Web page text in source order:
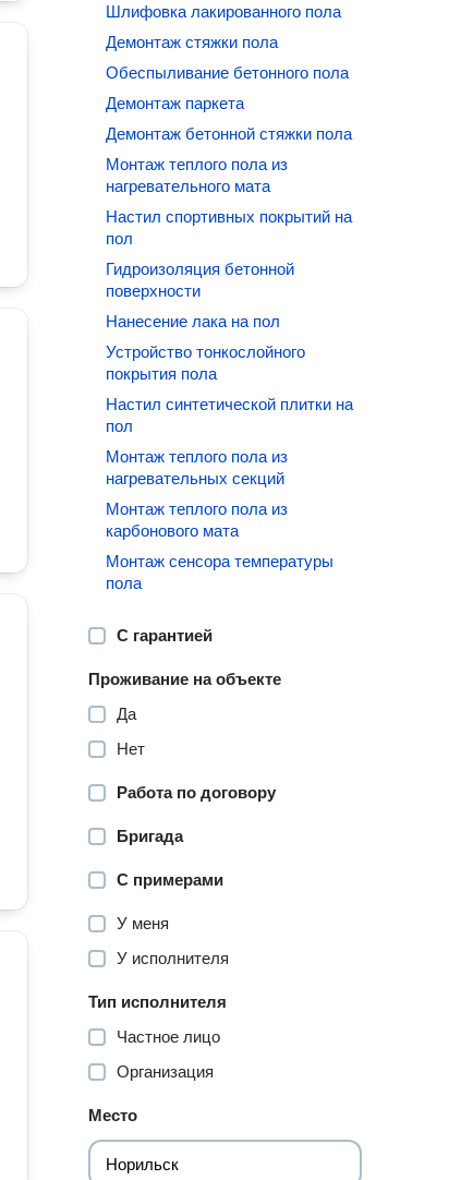
Шлифовка лакированного пола
Демонтаж стяжки пола
Обеспыливание бетонного пола
Демонтаж паркета
Демонтаж бетонной стяжки пола
Монтаж теплого пола из
нагревательного мата
Настил спортивных покрытий на
пол
Гидроизоляция бетонной
поверхности
Нанесение лака на пол
Устройство тонкослойного
покрытия пола
Настил синтетической плитки на
пол
Монтаж теплого пола из
нагревательных секций
Монтаж теплого пола из
карбонового мата
Монтаж сенсора температуры
пола
С гарантией
Проживание на объекте
Да
Нет
Работа по договору
Бригада
С примерами
У меня
У исполнителя
Тип исполнителя
Частное лицо
Организация
Место